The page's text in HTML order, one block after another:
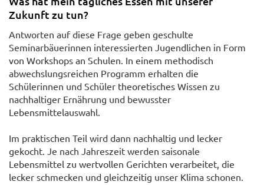
Zukunft zu tun?
Antworten auf diese Frage geben geschulte
Seminarbäuerinnen interessierten Jugendlichen in Form
von Workshops an Schulen. In einem methodisch
abwechslungsreichen Programm erhalten die
Schülerinnen und Schüler theoretisches Wissen zu
nachhaltiger Ernährung und bewusster
Lebensmittelauswahl.
Im praktischen Teil wird dann nachhaltig und lecker
gekocht. Je nach Jahreszeit werden saisonale
Lebensmittel zu wertvollen Gerichten verarbeitet, die
lecker schmecken und gleichzeitig unser Klima schonen.